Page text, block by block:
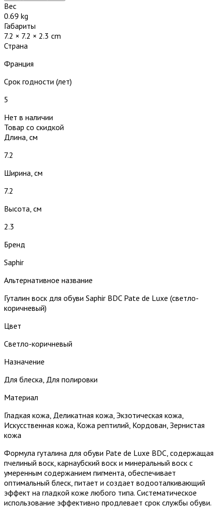
Вес
0.69 kg
Габариты
7.2 × 7.2 × 2.3 cm
Страна
Франция
Срок годности (лет)
5
Нет в наличии
Товар со скидкой
Длина, см
7.2
Ширина, см
7.2
Высота, см
2.3
Бренд
Saphir
Альтернативное название
Гуталин воск для обуви Saphir BDC Pate de Luxe (светло-
коричневый)
Цвет
Светло-коричневый
Назначение
Для блеска, Для полировки
Материал
Гладкая кожа, Деликатная кожа, Экзотическая кожа,
Искусственная кожа, Кожа рептилий, Кордован, Зернистая
кожа
Формула гуталина для обуви Pate de Luxe BDC, содержащая
пчелиный воск, карнаубский воск и минеральный воск с
умеренным содержанием пигмента, обеспечивает
оптимальный блеск, питает и создает водооталкивающий
эффект на гладкой коже любого типа. Систематическое
использование эффективно продлевает срок службы обуви.